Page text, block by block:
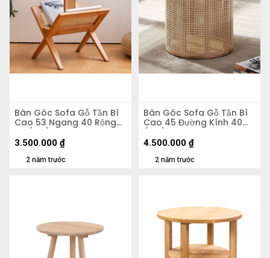
Bàn Góc Sofa Gỗ Tần Bì
Cao 53 Ngang 40 Rộng
37 (cm)
2 năm trước
3.500.000 ₫
Bàn Góc Sofa Gỗ Tần Bì
Cao 45 Đường Kính 40
(cm)
2 năm trước
4.500.000 ₫